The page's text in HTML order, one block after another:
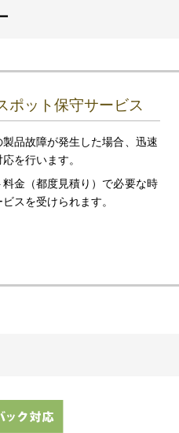
ポット保守サービス
製品故障が発生した場合、迅速
を行います。
料金（都度見積り）で必要な時
スを受けられます。